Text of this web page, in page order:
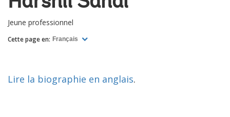
Jeune professionnel
Cette page en: Français
Lire la biographie en anglais.